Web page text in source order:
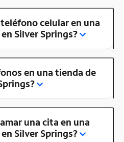
celular en una
Silver Springs?
en una tienda de
una cita en una
Silver Springs?